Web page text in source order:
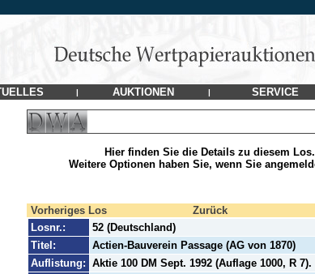
| AUKTIONEN | SERVICE
Hier finden Sie die Details zu diesem Los.
Weitere Optionen haben Sie, wenn Sie
Vorheriges Los Zurück
Losnr.:
52 (Deutschland)
Titel:
Actien-Bauverein Passage (AG von 1870)
Auflistung: Aktie 100 DM Sept. 1992 (Auflage 1000, R 7).